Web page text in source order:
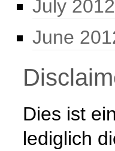
July 2012
June
Dies ist
lediglich